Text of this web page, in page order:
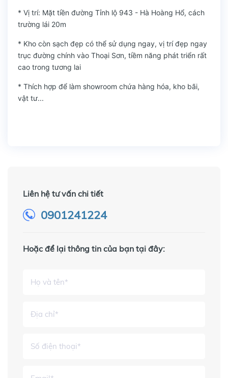
* Vị trí: Mặt tiền đường Tỉnh lộ 943 - Hà Hoàng Hổ, cách
trường lái 20m
* Kho còn sạch đẹp có thể sử dụng ngay, vị trí đẹp ngay
trục đường chính vào Thoại Sơn, tiềm năng phát triển rất
cao trong tương lai
* Thích hợp để làm showroom chứa hàng hóa, kho bãi,
vật tư...
Liên hệ tư vấn chi tiết
0901241224
Hoặc để lại thông tin của bạn tại đây: